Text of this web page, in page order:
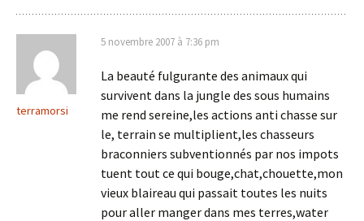
terramorsi
5 novembre 2007 à 7:36 pm
La beauté fulgurante des animaux qui
survivent dans la jungle des sous humains
me rend sereine,les actions anti chasse sur
le, terrain se multiplient,les chasseurs
braconniers subventionnés par nos impots
tuent tout ce qui bouge,chat,chouette,mon
vieux blaireau qui passait toutes les nuits
pour aller manger dans mes terres,water